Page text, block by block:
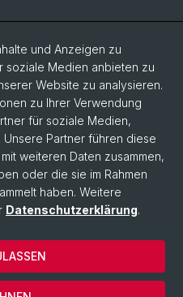
und Anzeigen zu
soziale Medien anbieten zu
Website zu analysieren.
zu Ihrer Verwendung
für soziale Medien,
Partner führen diese
weiteren Daten zusammen,
oder die sie im Rahmen
haben. Weitere
Datenschutzerklärung.